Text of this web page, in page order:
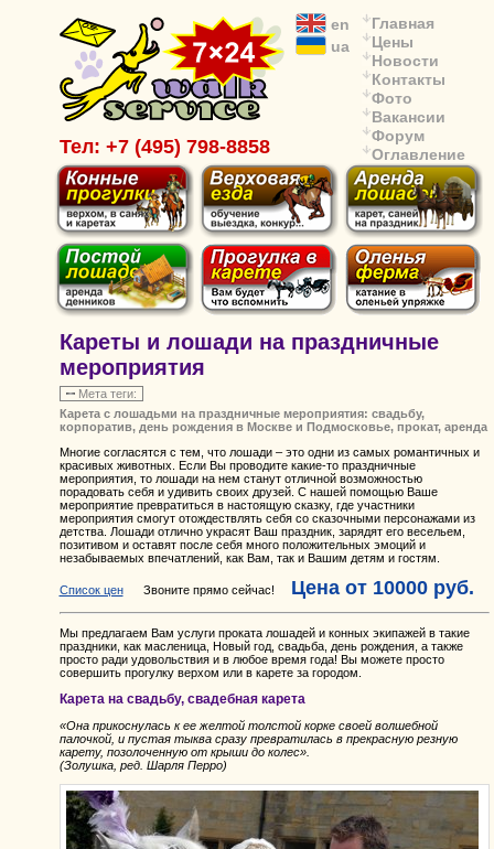
Тел: +7 (495) 798-8858
en
ua
Главная
Цены
Новости
Контакты
Фото
Вакансии
Форум
Оглавление
Кареты и лошади на праздничные
мероприятия
Мета теги:
Карета с лошадьми на праздничные мероприятия: свадьбу,
корпоратив, день рождения в Москве и Подмосковье, прокат, аренда
Многие согласятся с тем, что лошади – это одни из самых романтичных и
красивых животных. Если Вы проводите какие-то праздничные
мероприятия, то лошади на нем станут отличной возможностью
порадовать себя и удивить своих друзей. С нашей помощью Ваше
мероприятие превратиться в настоящую сказку, где участники
мероприятия смогут отождествлять себя со сказочными персонажами из
детства. Лошади отлично украсят Ваш праздник, зарядят его весельем,
позитивом и оставят после себя много положительных эмоций и
незабываемых впечатлений, как Вам, так и Вашим детям и гостям.
Список цен Звоните прямо сейчас! Цена от 10000руб.
Мы предлагаем Вам услуги проката лошадей и конных экипажей в такие
праздники, как масленица, Новый год, свадьба, день рождения, а также
просто ради удовольствия и в любое время года! Вы можете просто
совершить прогулку верхом или в карете за городом.
Карета на свадьбу, свадебная карета
«Она прикоснулась к ее желтой толстой корке своей волшебной
палочкой, и пустая тыква сразу превратилась в прекрасную резную
карету, позолоченную от крыши до колес».
(Золушка, ред. Шарля Перро)